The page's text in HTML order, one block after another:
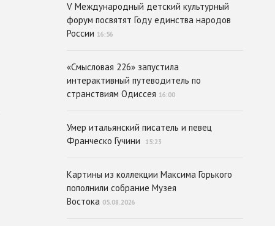
V Международный детский культурный
форум посвятят Году единства народов
России 16:56
«Смысловая 226» запустила
интерактивный путеводитель по
странствиям Одиссея 16:00
Умер итальянский писатель и певец
Франческо Гучини
15:23
Картины из коллекции Максима Горького
пополнили собрание Музея
Востока 05.08.2026